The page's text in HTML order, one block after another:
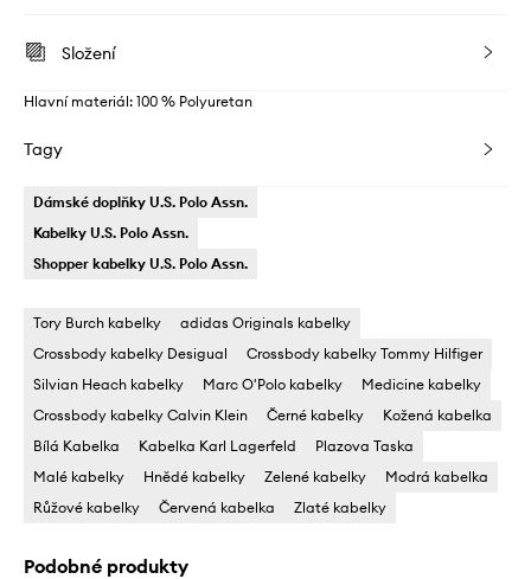
Složení
Hlavní materiál: 100 % Polyuretan
Tagy
Dámské doplňky U.S. Polo Assn.
Kabelky U.S. Polo Assn.
Shopper kabelky U.S. Polo Assn.
Tory Burch kabelky
adidas Originals kabelky
Crossbody kabelky Desigual
Crossbody kabelky Tommy Hilfiger
Silvian Heach kabelky
Marc O'Polo kabelky
Medicine kabelky
Crossbody kabelky Calvin Klein
Černé kabelky
Kožená kabelka
Bílá Kabelka
Kabelka Karl Lagerfeld
Plazova Taska
Malé kabelky
Hnědé kabelky Zelené kabelky
Modrá kabelka
Růžové kabelky
Červená kabelka Zlaté kabelky
Podobné produkty